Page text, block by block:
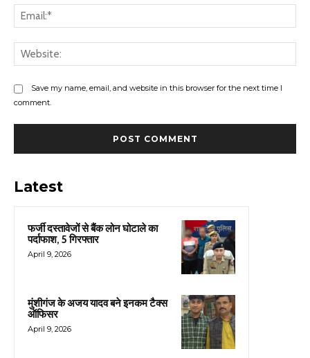
Save my name, email, and website in this browser for the next time I
comment.
Latest
फर्जी दस्तावेजों से बैंक लोन घोटाले का
पर्दाफाश, 5 गिरफ्तार
April 9, 2026
मुंशीगंज के अजय यादव बने इनकम टैक्स
ऑफिसर
April 9, 2026